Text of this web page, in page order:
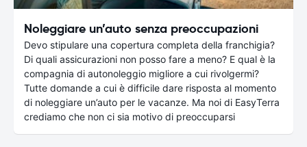
Noleggiare un’auto senza preoccupazioni
Devo stipulare una copertura completa della franchigia?
Di quali assicurazioni non posso fare a meno? E qual è la
compagnia di autonoleggio migliore a cui rivolgermi?
Tutte domande a cui è difficile dare risposta al momento
di noleggiare un’auto per le vacanze. Ma noi di EasyTerra
crediamo che non ci sia motivo di preoccuparsi